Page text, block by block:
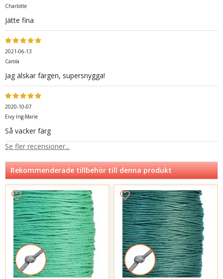
Charlotte
Jätte fina
2021-06-13
Carola
Jag älskar färgen, supersnygga!
2020-10-07
Eivy Ing-Marie
Så vacker färg
Se fler recensioner...
Rekommenderade tillbehör till denna produkt